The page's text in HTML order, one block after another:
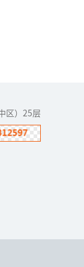
区）25层